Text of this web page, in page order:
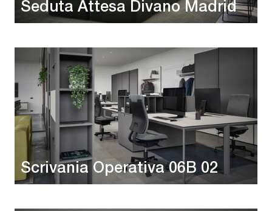
Seduta Attesa Divano Madrid
Scrivania Operativa 06B 02